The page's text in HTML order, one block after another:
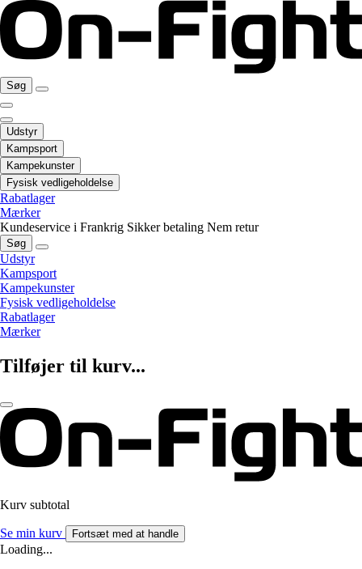
Søg
Udstyr
Kampsport
Kampekunster
Fysisk vedligeholdelse
Rabatlager
Mærker
Kundeservice i Frankrig Sikker betaling Nem retur
Søg
Udstyr
Kampsport
Kampekunster
Fysisk vedligeholdelse
Rabatlager
Mærker
Tilføjer til kurv...
Kurv subtotal
Se min kurv Fortsæt med at handle
Loading...